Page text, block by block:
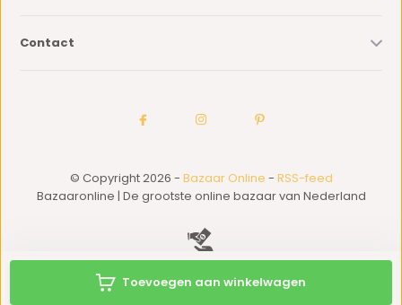
Toevoegen aan winkelwagen
Contact
© Copyright 2026 - Bazaar Online - RSS-feed
Bazaaronline | De grootste online bazaar van Nederland